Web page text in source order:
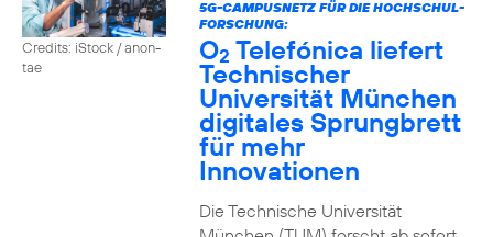
Credits: iStock / anon-
tae
5G-CAMPUSNETZ FÜR DIE HOCHSCHUL-
FORSCHUNG:
O2 Telefónica liefert
Technischer
Universität München
digitales Sprungbrett
für mehr
Innovationen
Die Technische Universität